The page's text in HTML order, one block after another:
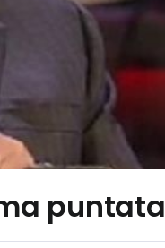
puntata